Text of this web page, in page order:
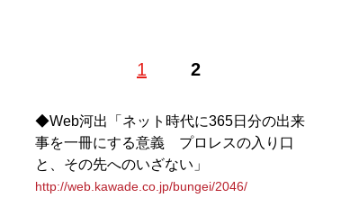
1 2
ダクションを経て、フリー。2015年1月、“飯伏幸太vsヨ
代タイガーマスクこと佐山サトルを応援する「佐山女子
@sayama_joshi）」発起人。Twitter：
@ozaki_mugiko
記事一覧へ
◆Web河出「ネット時代に365日分の出来
事を一冊にする意義 プロレスの入り口
と、その先へのいざない」
http://web.kawade.co.jp/bungei/2046/